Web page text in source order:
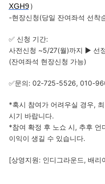
XGH9 )
-현장신청(당일 잔여좌석 선착
✅ 신청 기간:
사전신청 ~5/27(월)까지 ▶ 선
(잔여좌석 현장신청 가능)
✅문의: 02-725-5526, 010-
*혹시 참여가 어려우실 경우,
시기 바랍니다.
*참여 확정 후 노쇼 시, 추후 언
이익이 생길 수 있습니다.
[상영지원: 인디그라운드, 배리